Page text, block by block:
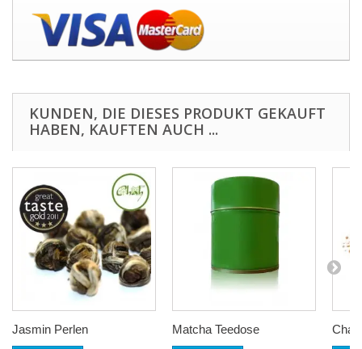
KUNDEN, DIE DIESES PRODUKT GEKAUFT
HABEN, KAUFTEN AUCH ...
Jasmin Perlen Matcha Teedose